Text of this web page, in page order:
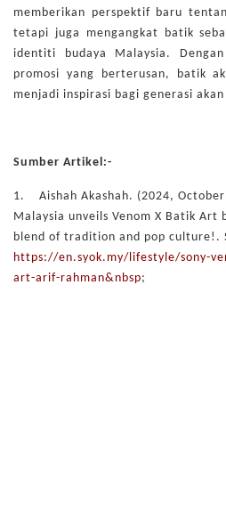
memberikan perspektif baru
tetapi juga mengangkat batik
identiti budaya Malaysia.
promosi yang berterusan, batik
menjadi inspirasi bagi generasi
Sumber Artikel:-
1.
Aishah Akashah. (2024,
Malaysia unveils Venom X Batik Art
blend of tradition and pop culture!.
https://en.syok.my/lifestyle/sony-
art-arif-rahman&nbsp;